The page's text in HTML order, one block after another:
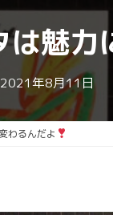
は魅力
2021年8月11日
わるんだよ